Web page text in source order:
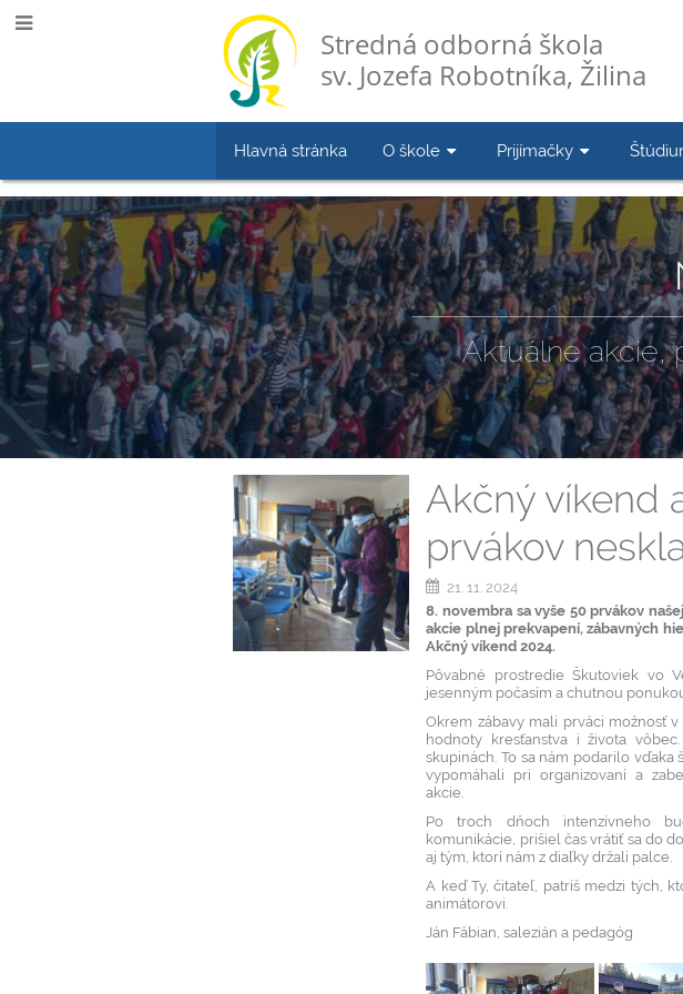
Stredná odborná škola
sv. Jozefa Robotníka, Žilina
Hlavná stránka O škole Prijímačky
Novinky
Akčný víkend
prvákov
21. 11. 2024
8. novembra sa vyše 50 prvákov
akcie plnej prekvapení, zábavných
Akčný víkend 2024.
Pôvabné prostredie Škutoviek vo
jesenným počasím a chutnou
Okrem zábavy mali prváci možnosť
hodnoty kresťanstva i života
skupinách. To sa nám podarilo
vypomáhali pri organizovaní a
akcie.
Po troch dňoch intenzívneho
komunikácie, prišiel čas vrátiť sa do
aj tým, ktorí nám z diaľky držali palce.
A keď Ty, čitateľ, patríš medzi tých,
animátorovi.
Ján Fábian, salezián a pedagóg
Aktuálne akcie,